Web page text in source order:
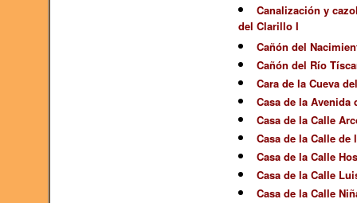
Canalización y
del Clarillo I
Cañón del
Cañón del Río
Cara de la Cueva
Casa de la Avenida
Casa de la Calle
Casa de la Calle de
Casa de la Calle
Casa de la Calle
Casa de la Calle